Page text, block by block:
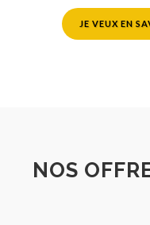
JE VEUX EN
NOS